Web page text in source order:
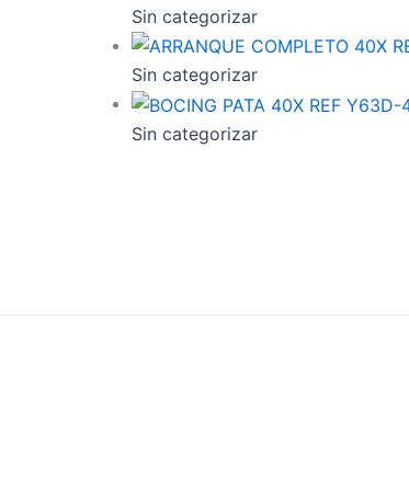
Sin categorizar
Sin categorizar
Sin categorizar